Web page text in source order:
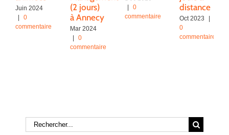
Juin 2024
|
0
commentaire
(2 jours)
à Annecy
Mar 2024
|
0
commentaire
|
0
commentaire
distance
Oct 2023
|
0
commentaire
Rechercher: